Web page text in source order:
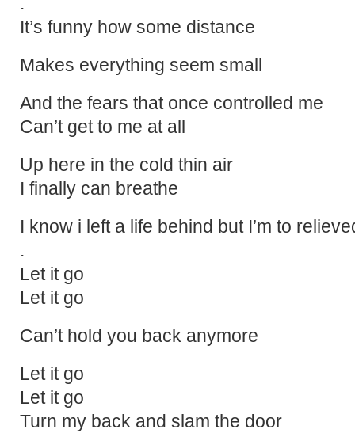
It’s funny how some distance
Makes everything seem small
And the fears that once controlled me
Can’t get to me at all
Up here in the cold thin air
I finally can breathe
I know i left a life behind but I’m to
.
Let it go
Let it go
Can’t hold you back anymore
Let it go
Let it go
Turn my back and slam the door